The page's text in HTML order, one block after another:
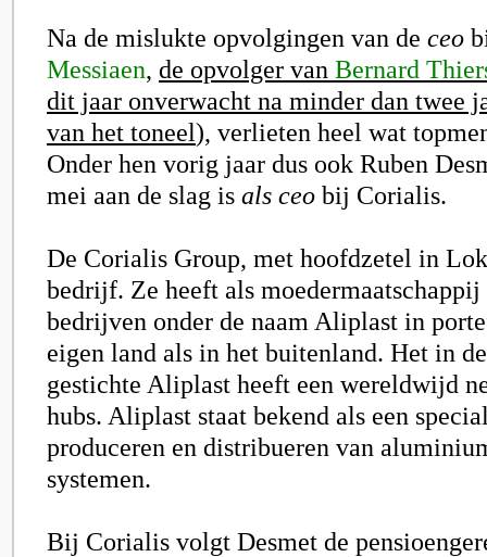
Na de mislukte opvolgingen van de ceo
Messiaen, de opvolger van Bernard
dit jaar onverwacht na minder dan twee
van het toneel), verlieten heel wat
Onder hen vorig jaar dus ook Ruben
mei aan de slag is als ceo bij Corialis.
De Corialis Group, met hoofdzetel in
bedrijf. Ze heeft als
bedrijven onder de naam Aliplast in
eigen land als in het buitenland. Het in
gestichte Aliplast heeft een wereldwijd
hubs. Aliplast staat bekend als een
produceren en distribueren van
systemen.
Bij Corialis volgt Desmet de